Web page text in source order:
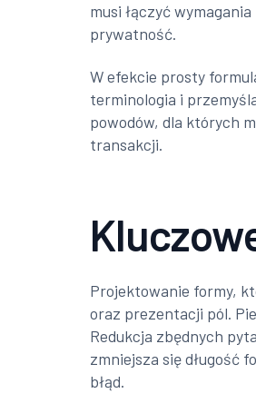
musi łączyć
prywatność.
W efekcie prosty
terminologia i
powodów, dla których
transakcji.
Projektowanie formy,
oraz prezentacji pól.
Redukcja zbędnych
zmniejsza się długość
błąd.